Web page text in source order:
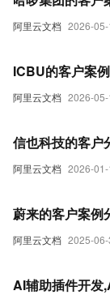
阿里云文档 2026-
阿里云文档 2026-
ICBU的客户案
阿里云文档 2026-
信也科技的客户
阿里云文档 2025-
蔚来的客户案例
AI辅助插件开发